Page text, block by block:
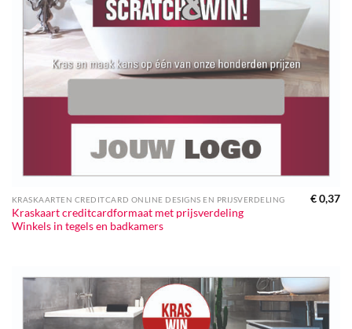
KRASKAARTEN CREDITCARD ONLINE DESIGNS EN PRIJSVERDELING
Kraskaart creditcardformaat met prijsverdeling
Winkels in tegels en badkamers
€0,37